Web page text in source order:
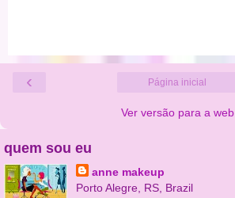
‹ Página inicial
Ver versão para a web
quem sou eu
anne makeup
Porto Alegre, RS, Brazil